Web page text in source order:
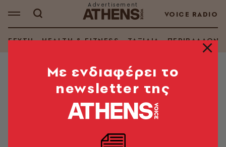
VOICE RADIO
ΓΕΥΣΗ HEALTH & FITNESS ΤΑΞΙΔΙΑ ΠΕΡΙΒΑΛΛΟΝ
Frittata με μανιτάρια και
μοτσαρέλα
Τέλεια για πρωινό ή ένα ελαφρύ μεσημεριανό
Mε ενδιαφέρει το
newsletter της